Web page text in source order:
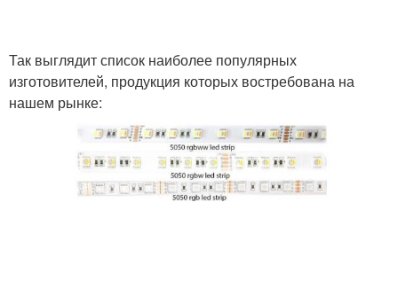
Так выглядит список наиболее популярных
изготовителей, продукция которых востребована на
нашем рынке: